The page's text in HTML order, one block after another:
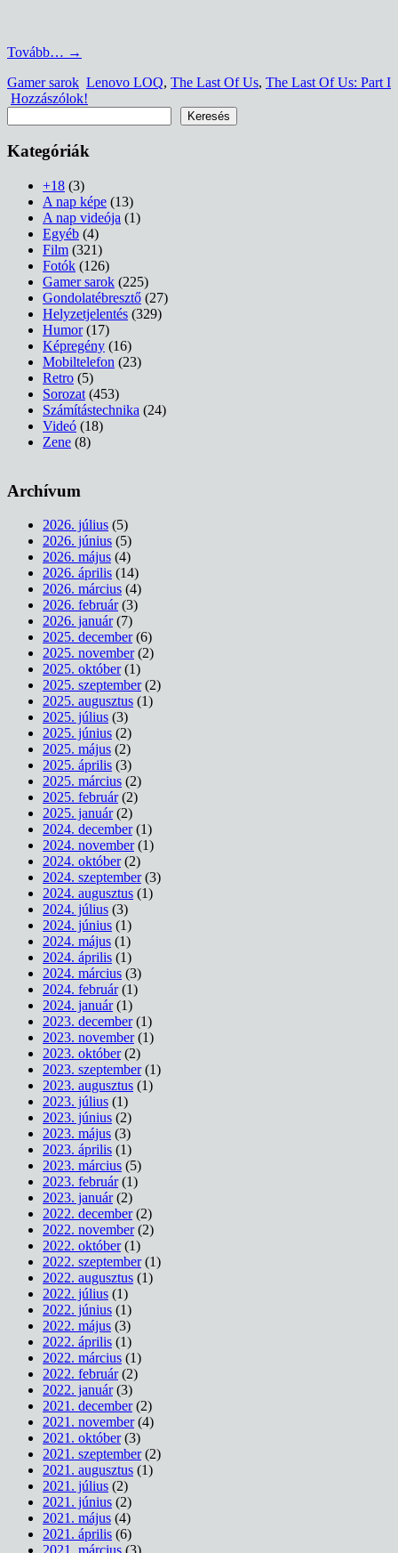
Tovább… →
Gamer sarok Lenovo LOQ, The Last Of Us, The Last Of Us: Part I
Hozzászólok!
Keresés
Kategóriák
+18 (3)
A nap képe (13)
A nap videója (1)
Egyéb (4)
Film (321)
Fotók (126)
Gamer sarok (225)
Gondolatébresztő (27)
Helyzetjelentés (329)
Humor(17)
Képregény (16)
Mobiltelefon (23)
Retro (5)
Sorozat (453)
Számítástechnika (24)
Videó (18)
Zene (8)
Archívum
2026. július (5)
2026. június (5)
2026. május (4)
2026. április (14)
2026. március (4)
2026. február(3)
2026. január(7)
2025. december(6)
2025. november(2)
2025. október(1)
2025. szeptember(2)
2025. augusztus (1)
2025. július (3)
2025. június (2)
2025. május (2)
2025. április (3)
2025. március (2)
2025. február(2)
2025. január(2)
2024. december(1)
2024. november(1)
2024. október(2)
2024. szeptember(3)
2024. augusztus (1)
2024. július (3)
2024. június (1)
2024. május (1)
2024. április (1)
2024. március (3)
2024. február(1)
2024. január(1)
2023. december(1)
2023. november(1)
2023. október(2)
2023. szeptember(1)
2023. augusztus (1)
2023. július (1)
2023. június (2)
2023. május (3)
2023. április (1)
2023. március (5)
2023. február(1)
2023. január(2)
2022. december(2)
2022. november(2)
2022. október(1)
2022. szeptember(1)
2022. augusztus (1)
2022. július (1)
2022. június (1)
2022. május (3)
2022. április (1)
2022. március (1)
2022. február(2)
2022. január(3)
2021. december(2)
2021. november(4)
2021. október(3)
2021. szeptember(2)
2021. augusztus (1)
2021. július (2)
2021. június (2)
2021. május (4)
2021. április (6)